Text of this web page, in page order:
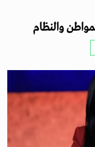
والنظام